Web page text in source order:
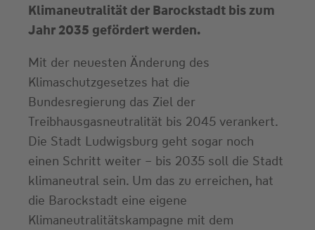
Klimaneutralität der Barockstadt bis zum
Jahr 2035 gefördert werden.
Mit der neuesten Änderung des
Klimaschutzgesetzes hat die
Bundesregierung das Ziel der
Treibhausgasneutralität bis 2045 verankert.
Die Stadt Ludwigsburg geht sogar noch
einen Schritt weiter – bis 2035 soll die Stadt
klimaneutral sein. Um das zu erreichen, hat
die Barockstadt eine eigene
Klimaneutralitätskampagne mit dem